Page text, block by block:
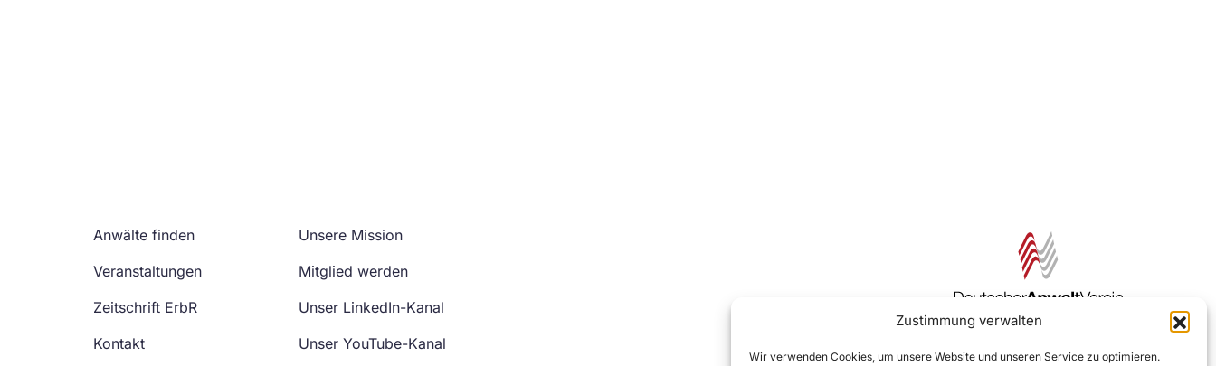
Zustimmung verwalten
Wir verwenden Cookies, um unsere Website und unseren Service zu optimieren.
Anwälte finden
Veranstaltungen
Zeitschrift ErbR
Kontakt
Unsere Mission
Mitglied werden
Unser LinkedIn-Kanal
Unser YouTube-Kanal
Zur DAV Webseite